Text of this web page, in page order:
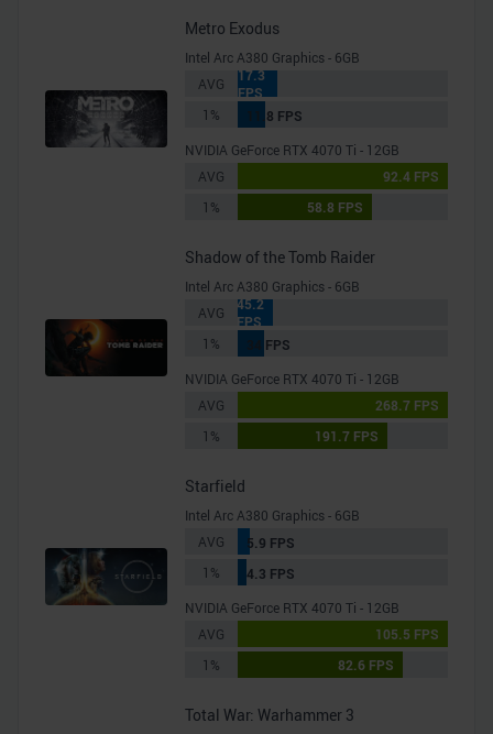
Metro Exodus
Intel Arc A380 Graphics - 6GB
AVG
17.3
FPS
1%
11.8 FPS
NVIDIA GeForce RTX 4070 Ti - 12GB
AVG
92.4 FPS
1%
58.8 FPS
Shadow of the Tomb Raider
Intel Arc A380 Graphics - 6GB
AVG
45.2
FPS
1%
34 FPS
NVIDIA GeForce RTX 4070 Ti - 12GB
AVG
268.7 FPS
1%
191.7 FPS
Starfield
Intel Arc A380 Graphics - 6GB
AVG
5.9 FPS
1%
4.3 FPS
NVIDIA GeForce RTX 4070 Ti - 12GB
AVG
105.5 FPS
1%
82.6 FPS
Total War: Warhammer 3